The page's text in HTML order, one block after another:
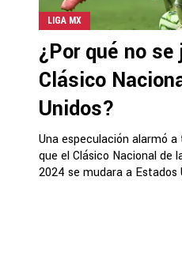
LIGA MX
¿Por qué no se
Clásico
Unidos?
Una especulación alarmó
que el Clásico Nacional de
2024 se mudara a Estados